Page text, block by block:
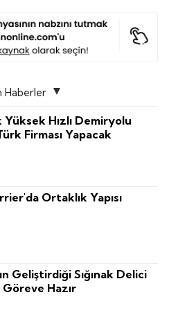
Haberler
Yüksek Hızlı Demiryolu
Firması Yapacak
Ortaklık Yapısı
Geliştirdiği Sığınak Delici
Göreve Hazır